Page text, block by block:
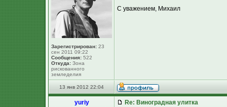
Зарегистрирован: 23
сен 2011 09:22
Сообщения: 522
Откуда: Зона
рискованного
земледелия
С уважением, Михаил
13 янв 2012 22:04
yuriy Re: Виноградная улитка